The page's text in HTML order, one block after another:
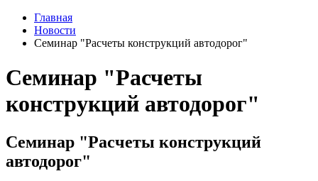
Главная
Новости
Семинар "Расчеты конструкций автодорог"
Семинар "Расчеты
конструкций автодорог"
Семинар "Расчеты конструкций
автодорог"